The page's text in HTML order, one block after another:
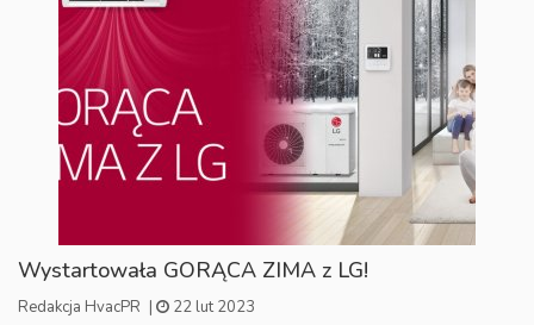
Wystartowała GORĄCA ZIMA z LG!
Redakcja HvacPR |
22 lut 2023